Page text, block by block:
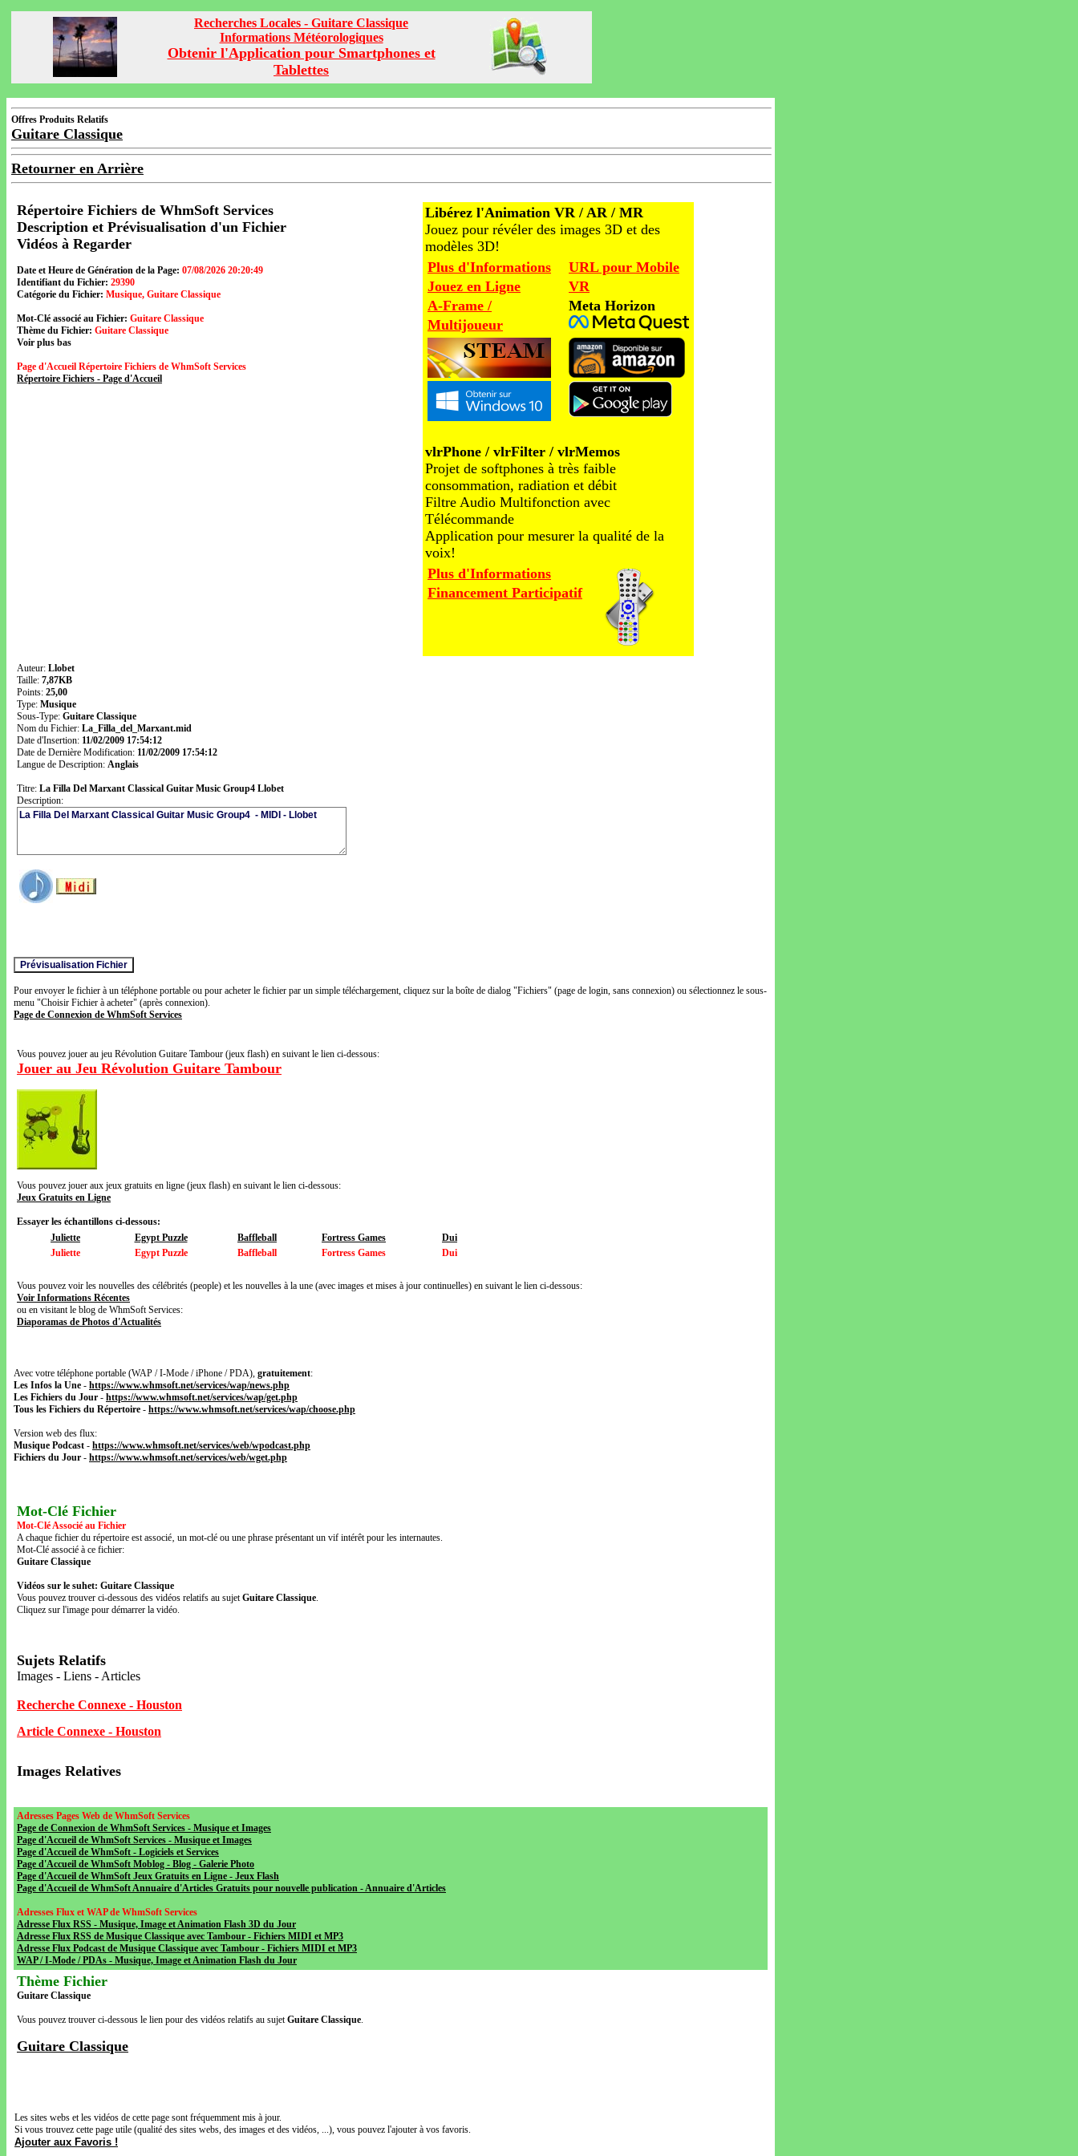
Recherches Locales - Guitare Classique
Informations Météorologiques
Obtenir l'Application pour Smartphones et
Tablettes
Offres Produits Relatifs
Guitare Classique
Retourner en Arrière
Répertoire Fichiers de WhmSoft Services
Description et Prévisualisation d'un Fichier
Vidéos à Regarder
Date et Heure de Génération de la Page: 07/08/2026 20:20:49
Identifiant du Fichier: 29390
Catégorie du Fichier: Musique, Guitare Classique
Mot-Clé associé au Fichier: Guitare Classique
Thème du Fichier: Guitare Classique
Voir plus bas
Page d'Accueil Répertoire Fichiers de WhmSoft Services
Répertoire Fichiers - Page d'Accueil
Libérez l'Animation VR / AR / MR
Jouez pour révéler des images 3D et des
modèles 3D!
Plus d'Informations
Jouez en Ligne
A-Frame /
Multijoueur
URL pour Mobile
VR
Meta Horizon
vlrPhone / vlrFilter / vlrMemos
Projet de softphones à très faible
consommation, radiation et débit
Filtre Audio Multifonction avec
Télécommande
Application pour mesurer la qualité de la
voix!
Plus d'Informations
Financement Participatif
Auteur: Llobet
Taille: 7,87KB
Points: 25,00
Type: Musique
Sous-Type: Guitare Classique
Nom du Fichier: La_Filla_del_Marxant.mid
Date d'Insertion: 11/02/2009 17:54:12
Date de Dernière Modification: 11/02/2009 17:54:12
Langue de Description: Anglais
Titre: La Filla Del Marxant Classical Guitar Music Group4 Llobet
Description:
Pour envoyer le fichier à un téléphone portable ou pour acheter le fichier par un simple téléchargement, cliquez sur la boîte de dialog "Fichiers" (page de login, sans connexion) ou sélectionnez le sous-
menu "Choisir Fichier à acheter" (après connexion).
Page de Connexion de WhmSoft Services
Vous pouvez jouer au jeu Révolution Guitare Tambour (jeux flash) en suivant le lien ci-dessous:
Jouer au Jeu Révolution Guitare Tambour
Vous pouvez jouer aux jeux gratuits en ligne (jeux flash) en suivant le lien ci-dessous:
Jeux Gratuits en Ligne
Essayer les échantillons ci-dessous:
Juliette
Egypt Puzzle Baffleball Fortress Games
Dui
Juliette
Egypt Puzzle Baffleball Fortress Games Dui
Vous pouvez voir les nouvelles des célébrités (people) et les nouvelles à la une (avec images et mises à jour continuelles) en suivant le lien ci-dessous:
Voir Informations Récentes
ou en visitant le blog de WhmSoft Services:
Diaporamas de Photos d'Actualités
Avec votre téléphone portable (WAP / I-Mode / iPhone / PDA), gratuitement:
Les Infos la Une - https://www.whmsoft.net/services/wap/news.php
Les Fichiers du Jour - https://www.whmsoft.net/services/wap/get.php
Tous les Fichiers du Répertoire - https://www.whmsoft.net/services/wap/choose.php
Version web des flux:
Musique Podcast - https://www.whmsoft.net/services/web/wpodcast.php
Fichiers du Jour - https://www.whmsoft.net/services/web/wget.php
Mot-Clé Fichier
Mot-Clé Associé au Fichier
A chaque fichier du répertoire est associé‚ un mot-clé ou une phrase présentant un vif intérêt pour les internautes.
Mot-Clé associé à ce fichier:
Guitare Classique
Vidéos sur le suhet: Guitare Classique
Vous pouvez trouver ci-dessous des vidéos relatifs au sujetGuitare Classique.
Cliquez sur l'image pour démarrer la vidéo.
Sujets Relatifs
Images - Liens - Articles
Recherche Connexe - Houston
Article Connexe - Houston
Images Relatives
Adresses Pages Web de WhmSoft Services
Page de Connexion de WhmSoft Services - Musique et Images
Page d'Accueil de WhmSoft Services - Musique et Images
Page d'Accueil de WhmSoft - Logiciels et Services
Page d'Accueil de WhmSoft Moblog - Blog - Galerie Photo
Page d'Accueil de WhmSoft Jeux Gratuits en Ligne - Jeux Flash
Page d'Accueil de WhmSoft Annuaire d'Articles Gratuits pour nouvelle publication - Annuaire d'Articles
Adresses Flux et WAP de WhmSoft Services
Adresse Flux RSS - Musique, Image et Animation Flash 3D du Jour
Adresse Flux RSS de Musique Classique avec Tambour - Fichiers MIDI et MP3
Adresse Flux Podcast de Musique Classique avec Tambour - Fichiers MIDI et MP3
WAP / I-Mode / PDAs - Musique, Image et Animation Flash du Jour
Thème Fichier
Guitare Classique
Vous pouvez trouver ci-dessous le lien pour des vidéos relatifs au sujetGuitare Classique.
Guitare Classique
Les sites webs et les vidéos de cette page sont fréquemment mis à jour.
Si vous trouvez cette page utile (qualité des sites webs, des images et des vidéos, ...), vous pouvez l'ajouter à vos favoris.
Ajouter aux Favoris !